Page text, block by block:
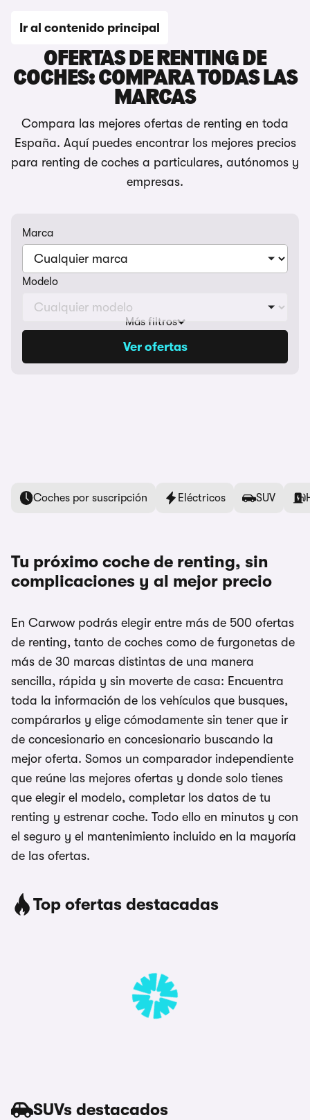
Ir al contenido principal
OFERTAS DE RENTING DE
COCHES: COMPARA TODAS LAS
MARCAS
Compara las mejores ofertas de renting en toda
España. Aquí puedes encontrar los mejores precios
para renting de coches a particulares, autónomos y
empresas.
Marca
Modelo
Tipo de coche
Más filtros
Ver ofertas
Coches por suscripción Eléctricos SUV
Tu próximo coche de renting, sin
complicaciones y al mejor precio
En Carwow podrás elegir entre más de 500 ofertas
de renting, tanto de coches como de furgonetas de
más de 30 marcas distintas de una manera
sencilla, rápida y sin moverte de casa: Encuentra
toda la información de los vehículos que busques,
compárarlos y elige cómodamente sin tener que ir
de concesionario en concesionario buscando la
mejor oferta. Somos un comparador independiente
que reúne las mejores ofertas y donde solo tienes
que elegir el modelo, completar los datos de tu
renting y estrenar coche. Todo ello en minutos y con
el seguro y el mantenimiento incluido en la mayoría
de las ofertas.
Top ofertas destacadas
SUVs destacados